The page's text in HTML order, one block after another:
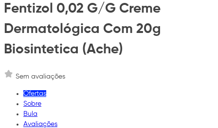
Fentizol 0,02 G/G Creme
Dermatológica Com 20g
Biosintetica (Ache)
Sem avaliações
Ofertas
Sobre
Bula
Avaliações